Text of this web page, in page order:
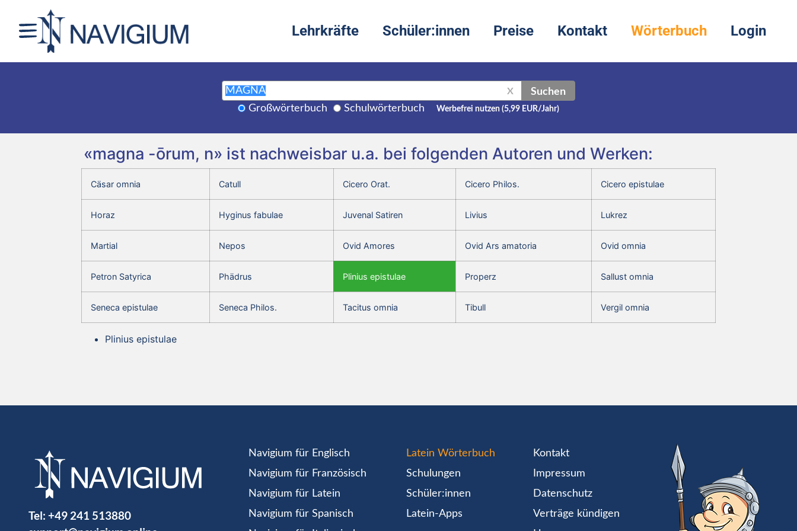
Lehrkräfte Schüler:innen Preise Kontakt Wörterbuch Login
X Suchen
Großwörterbuch Schulwörterbuch Werbefrei nutzen (5,99 EUR/Jahr)
«magna -ōrum, n» ist nachweisbar u.a. bei folgenden Autoren und Werken:
Cäsar omnia Catull Cicero Orat. Cicero Philos. Cicero epistulae
Horaz Hyginus fabulae Juvenal Satiren Livius Lukrez
Martial Nepos Ovid Amores Ovid Ars amatoria Ovid omnia
Petron Satyrica Phädrus Plinius epistulae Properz Sallust omnia
Seneca epistulae Seneca Philos. Tacitus omnia Tibull Vergil omnia
Plinius epistulae
Tel: +49 241 513880
Navigium für Englisch
Navigium für Französisch
Navigium für Latein
Navigium für Spanisch
Latein Wörterbuch
Schulungen
Schüler:innen
Latein-Apps
Kontakt
Impressum
Datenschutz
Verträge kündigen